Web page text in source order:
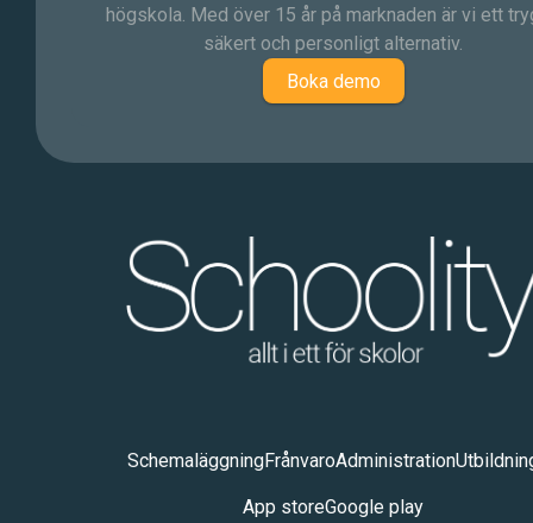
högskola. Med över 15 år på marknaden är vi ett
säkert och personligt alternativ.
Boka demo
SchemaläggningFrånvaroAdministration
App storeGoogle play